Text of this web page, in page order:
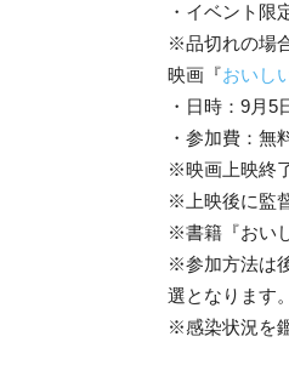
・イベント限
※品切れの場
映画『おいし
・日時：9月5
・参加費：無
※映画上映終
※上映後に監
※書籍『おい
※参加方法は
選となります。
※感染状況を